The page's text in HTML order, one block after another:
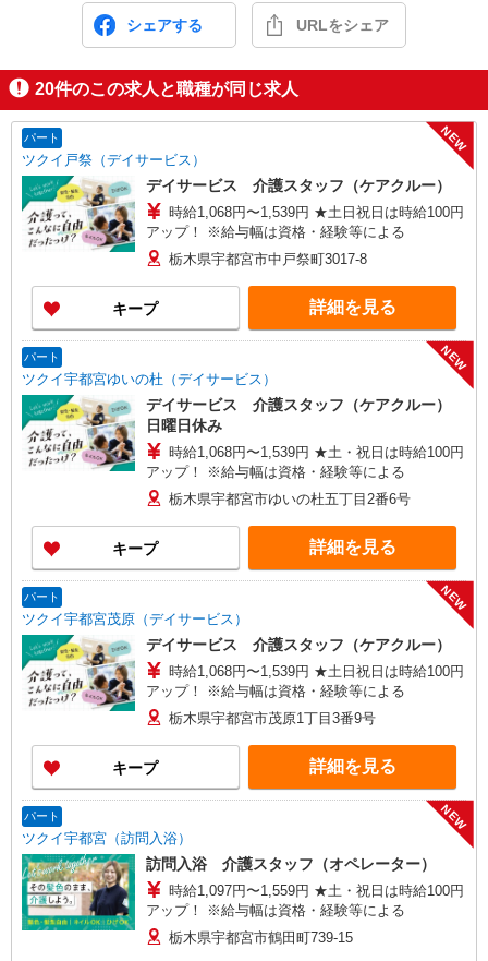
シェアする URLをシェア
20件のこの求人と職種が同じ求人
パート
ツクイ戸祭（デイサービス）
NEW
デイサービス 介護スタッフ（ケアクルー）
時給1,068円〜1,539円 ★土日祝日は時給100円
アップ！ ※給与幅は資格・経験等による
栃木県宇都宮市中戸祭町3017-8
キープ 詳細を見る
パート
ツクイ宇都宮ゆいの杜（デイサービス）
NEW
デイサービス 介護スタッフ（ケアクルー）
日曜日休み
時給1,068円〜1,539円 ★土・祝日は時給100円
アップ！ ※給与幅は資格・経験等による
栃木県宇都宮市ゆいの杜五丁目2番6号
キープ 詳細を見る
パート
ツクイ宇都宮茂原（デイサービス）
NEW
デイサービス 介護スタッフ（ケアクルー）
時給1,068円〜1,539円 ★土日祝日は時給100円
アップ！ ※給与幅は資格・経験等による
栃木県宇都宮市茂原1丁目3番9号
キープ 詳細を見る
パート
ツクイ宇都宮（訪問入浴）
NEW
訪問入浴 介護スタッフ（オペレーター）
時給1,097円〜1,559円 ★土・祝日は時給100円
アップ！ ※給与幅は資格・経験等による
栃木県宇都宮市鶴田町739-15